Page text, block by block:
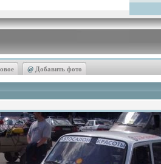
@ Добавить фото